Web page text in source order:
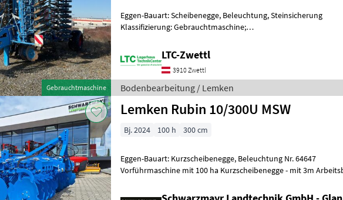
Gebrauchtmaschine
Eggen-Bauart: Scheibenegge, Beleuchtung, Steinsicherung
Klassifizierung: Gebrauchtmaschine;
ScheibendurchmessLTC-Zwettl
3910 Zwettl
Bodenbearbeitung / Lemken
Lemken Rubin 10/300U MSW
Bj. 2024 100 h 300 cm
Eggen-Bauart: Kurzscheibenegge, Beleuchtung Nr. 64647
Vorführmaschine mit 100 ha Kurzscheibenegge - mit 3m Arbeitsbreite -